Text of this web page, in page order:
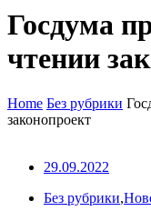
Госдума
чтении
Home Без рубрики
законопроект
29.09.2022
Без рубрики,